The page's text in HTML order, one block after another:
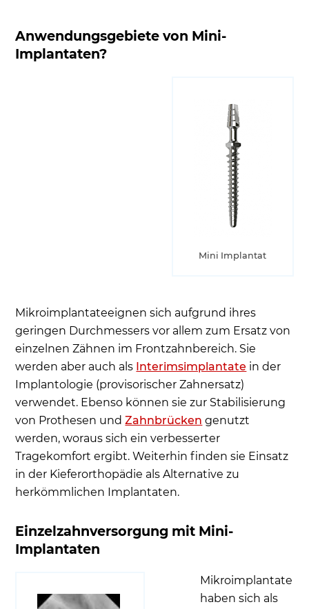
Anwendungsgebiete von Mini-
Implantaten?
Mini Implantat
Mikroimplantateeignen sich aufgrund ihres
geringen Durchmessers vor allem zum Ersatz von
einzelnen Zähnen im Frontzahnbereich. Sie
werden aber auch als Interimsimplantate in der
Implantologie (provisorischer Zahnersatz)
verwendet. Ebenso können sie zur Stabilisierung
von Prothesen undZahnbrücken genutzt
werden, woraus sich ein verbesserter
Tragekomfort ergibt. Weiterhin finden sie Einsatz
in der Kieferorthopädie als Alternative zu
herkömmlichen Implantaten.
Einzelzahnversorgung mit Mini-
Implantaten
Mikroimplantate
haben sich als